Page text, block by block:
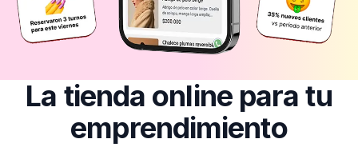
La tienda online para tu
emprendimiento